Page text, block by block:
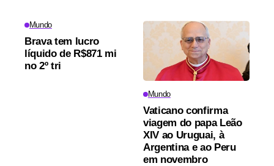
Mundo
Brava tem lucro
líquido de R$871 mi
no 2º tri
Mundo
Vaticano confirma
viagem do papa Leão
XIV ao Uruguai, à
Argentina e ao Peru
em novembro